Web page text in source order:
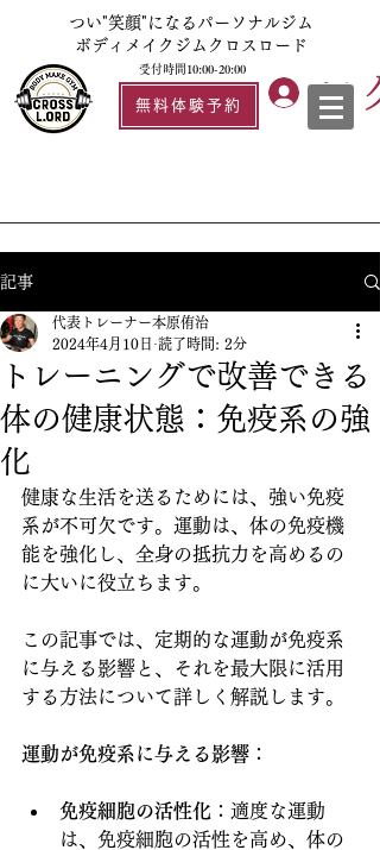
つい"笑顔"になるパーソナルジム
ボディメイクジムクロスロード
受付時間10:00-20:00
無料体験予約 ロ
記事
トレーニングで改善できる
体の健康状態：免疫系の強
化
代表トレーナー本原侑治
2024年4月10日 読了時間: 2分
健康な生活を送るためには、強い免疫
系が不可欠です。運動は、体の免疫機
能を強化し、全身の抵抗力を高めるの
に大いに役立ちます。
この記事では、定期的な運動が免疫系
に与える影響と、それを最大限に活用
する方法について詳しく解説します。
運動が免疫系に与える影響 ：
免疫細胞の活性化 ：適度な運動
は、免疫細胞の活性を高め、体の